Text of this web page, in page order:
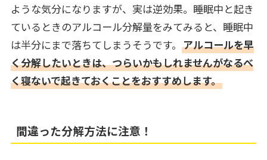
ような気分になりますが、実は逆効果。睡眠中と起き
ているときのアルコール分解量をみてみると、睡眠中
は半分にまで落ちてしまうそうです。 アルコールを早
く分解したいときは、つらいかもしれませんがなるべ
く寝ないで起きておくことをおすすめします。
間違った分解方法に注意！